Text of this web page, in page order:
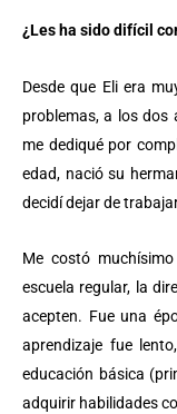
¿Les ha sido difícil
Desde que Eli era
problemas, a los dos
me dediqué por
edad, nació su
decidí dejar de
Me costó
escuela regular, la
acepten. Fue una
aprendizaje fue
educación básica
adquirir habilidades